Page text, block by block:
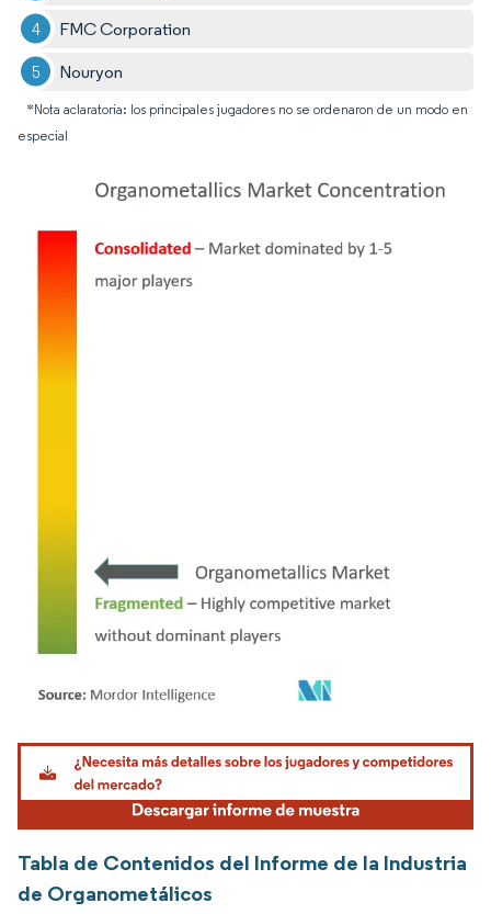
FMC Corporation
Nouryon
*Nota aclaratoria: los principales jugadores no se ordenaron de un modo en
especial
Imagen © Mordor Intelligence. El uso requiere atribución según CC BY 4.0.
Tabla de Contenidos del Informe de la Industria
de Organometálicos